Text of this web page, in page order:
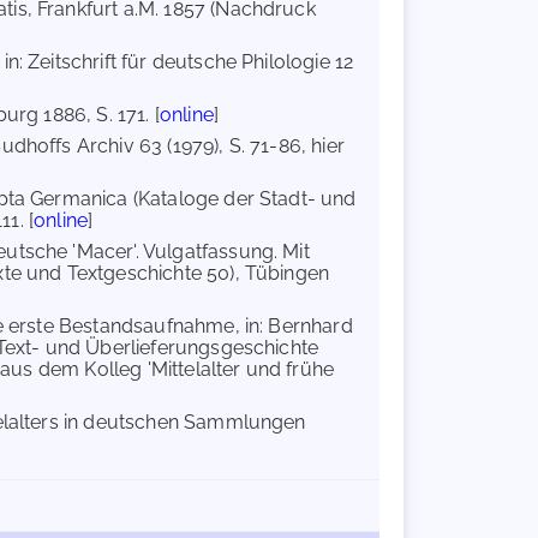
Frankfurt a.M. 1857 (Nachdruck
Zeitschrift für deutsche Philologie 12
1886, S. 171. [online]
Archiv 63 (1979), S. 71-86, hier
Germanica (Kataloge der Stadt- und
[online]
'Macer'. Vulgatfassung. Mit
und Textgeschichte 50), Tübingen
Bestandsaufnahme, in: Bernhard
und Überlieferungsgeschichte
dem Kolleg 'Mittelalter und frühe
in deutschen Sammlungen